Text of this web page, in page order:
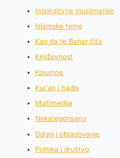
Inspirativne muslimanke
Islamske teme
Kao da te Bahar čita
Književnost
Kolumne
Kur'an i hadis
Multimedija
Nekategorisano
Odgoj i obrazovanje
Politika i društvo